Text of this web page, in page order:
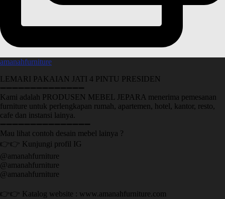
amanahfurniture
LEMARI PAKAIAN JATI 4 PINTU PRESIDEN
➖➖➖➖➖➖➖➖➖➖➖➖➖➖
Kami adalah PRODUSEN MEBEL JEPARA menerima pemesanan
furniture untuk perlengkapan rumah, apartemen, hotel, kantor, resto,
cafe dan instansi lainya.
➖➖➖➖➖➖➖➖➖➖➖➖➖➖➖
Mau lihat contoh desain mebel lainya ?
👉👉 Kunjungi profil IG
@amanahfurniture
@amanahfurniture
@amanahfurniture
👉👉 Katalog website : www.amanahfurniture.com